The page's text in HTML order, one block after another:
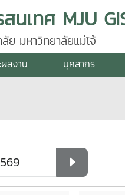
ย มหาวิทยาลัยแม่โจ้
ลงาน บุคลากร